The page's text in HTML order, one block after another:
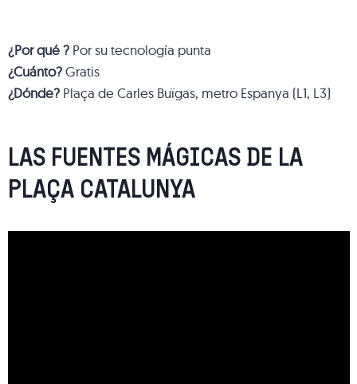
¿Por qué ? Por su tecnología punta
¿Cuánto?Gratis
¿Dónde?Plaça de Carles Buïgas, metro Espanya (L1, L3)
LAS FUENTES MÁGICAS DE LA
PLAÇA CATALUNYA